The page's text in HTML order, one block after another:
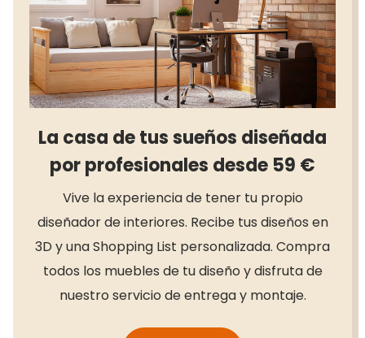
La casa de tus sueños diseñada
por profesionales desde 59 €
Vive la experiencia de tener tu propio
diseñador de interiores. Recibe tus diseños en
3D y una Shopping List personalizada. Compra
todos los muebles de tu diseño y disfruta de
nuestro servicio de entrega y montaje.